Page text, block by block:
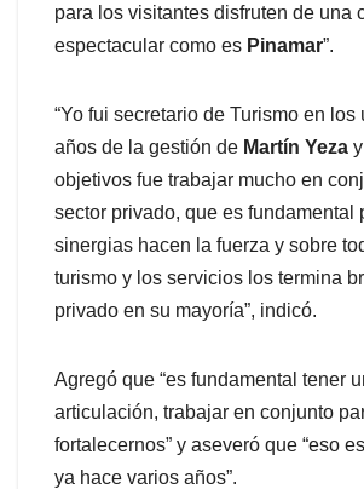
para los visitantes disfruten de una
espectacular como es Pinamar”.
“Yo fui secretario de Turismo en los
años de la gestión de Martín Yeza
objetivos fue trabajar mucho en
sector privado, que es fundamental
sinergias hacen la fuerza y sobre
turismo y los servicios los termina
privado en su mayoría”, indicó.
Agregó que “es fundamental tener
articulación, trabajar en conjunto
fortalecernos” y aseveró que “eso
ya hace varios años”.